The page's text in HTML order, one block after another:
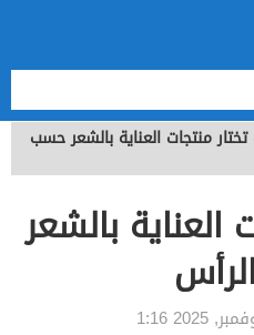
منتجات العناية بالشعر حسب
بالشعر